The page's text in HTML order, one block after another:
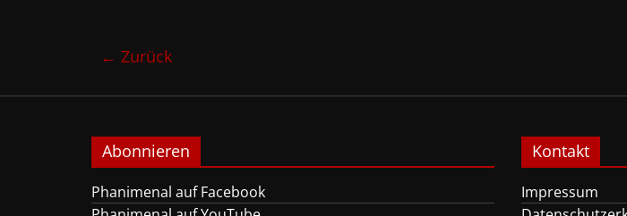
← Zurück
Abonnieren
Phanimenal auf Facebook
Kontakt
Impressum